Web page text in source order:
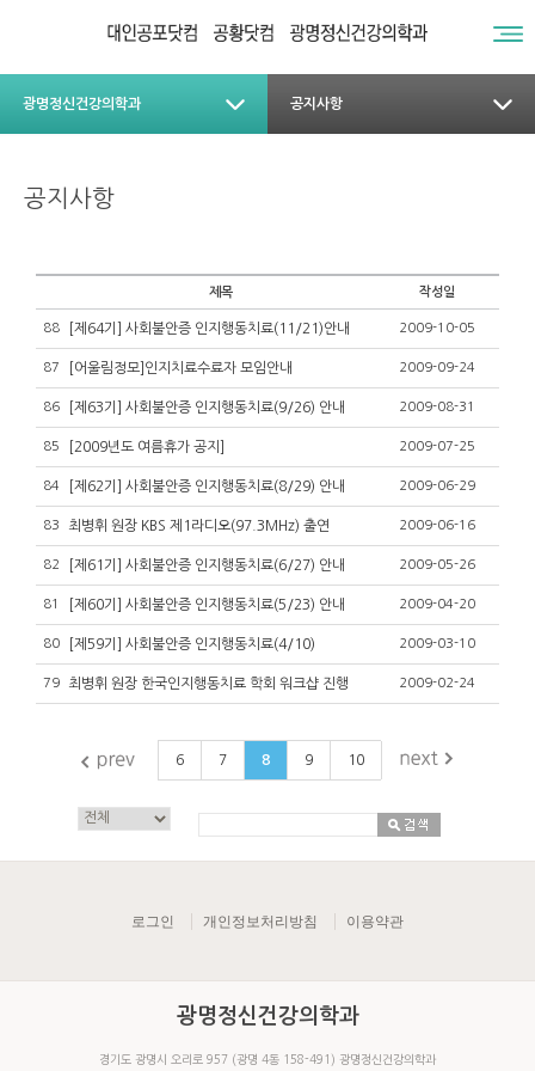
광명정신건강의학과 공지사항
공지사항
제목 작성일
88 [제64기] 사회불안증 인지행동치료(11/21)안내 2009-10-05
87 [어울림정모]인지치료수료자 모임안내 2009-09-24
86 [제63기] 사회불안증 인지행동치료(9/26) 안내 2009-08-31
85 [2009년도 여름휴가 공지] 2009-07-25
84 [제62기] 사회불안증 인지행동치료(8/29) 안내 2009-06-29
83 최병휘 원장 KBS 제1라디오(97.3MHz) 출연 2009-06-16
82 [제61기] 사회불안증 인지행동치료(6/27) 안내 2009-05-26
81 [제60기] 사회불안증 인지행동치료(5/23) 안내 2009-04-20
80 [제59기] 사회불안증 인지행동치료(4/10) 2009-03-10
79 최병휘 원장 한국인지행동치료 학회 워크샵 진행 2009-02-24
6 7 8 9 10
로그인 개인정보처리방침 이용약관
광명정신건강의학과
경기도 광명시 오리로 957 (광명 4동 158-491) 광명정신건강의학과